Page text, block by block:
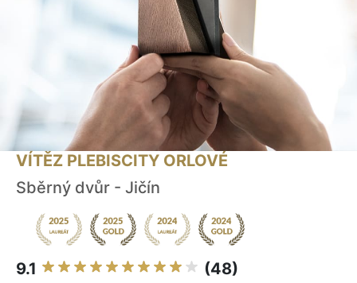
VÍTĚZ PLEBISCITY ORLOVÉ
Sběrný dvůr - Jičín
9.1 (48)